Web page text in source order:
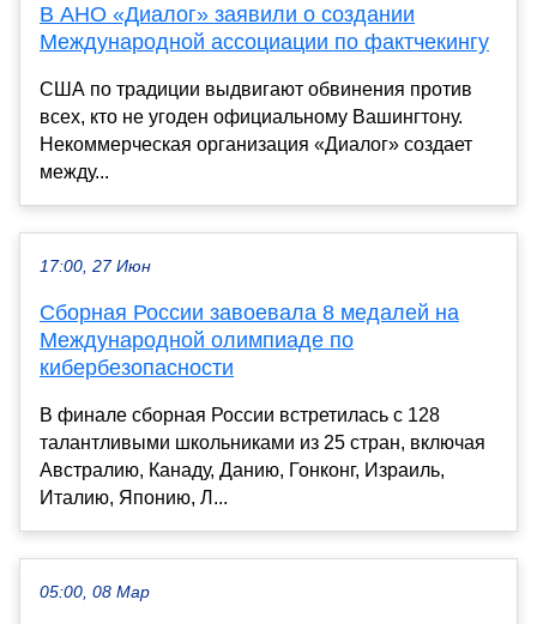
В АНО «Диалог» заявили о создании
Международной ассоциации по фактчекингу
США по традиции выдвигают обвинения против
всех, кто не угоден официальному Вашингтону.
Некоммерческая организация «Диалог» создает
между...
17:00, 27 Июн
Сборная России завоевала 8 медалей на
Международной олимпиаде по
кибербезопасности
В финале сборная России встретилась с 128
талантливыми школьниками из 25 стран, включая
Австралию, Канаду, Данию, Гонконг, Израиль,
Италию, Японию, Л...
05:00, 08 Мар